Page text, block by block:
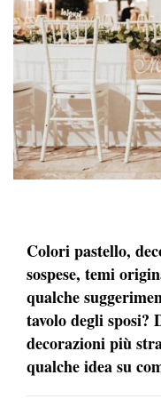
Colori pastello,
sospese, temi
qualche
tavolo degli sposi?
decorazioni più
qualche idea su